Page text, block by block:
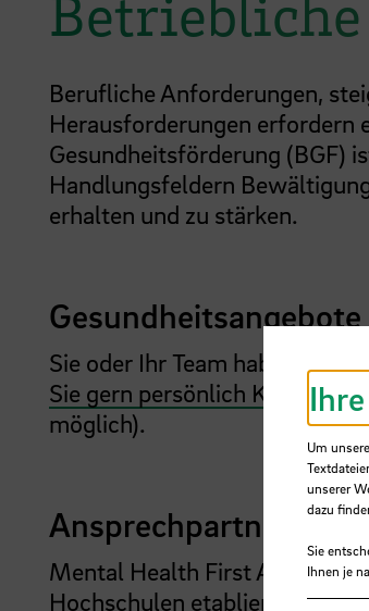
Berufliche Anforderungen,
Herausforderungen erfordern
Gesundheitsförderung (BGF)
Handlungsfeldern
erhalten und zu stärken.
Gesundheitsangebote
Sie oder Ihr Team haben
Sie gern persönlich Kontakt auf
möglich).
Mental Health First Aid
Hochschulen etabliertes
Um
unserer
dazu
Sie
Ihnen je